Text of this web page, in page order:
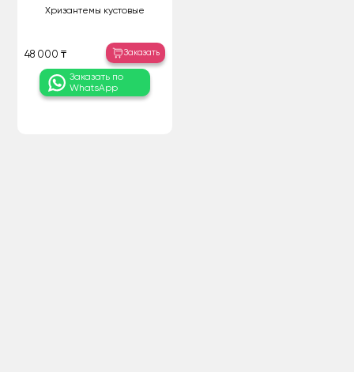
Хризантемы кустовые
48 000 ₸ Заказать
Заказать по
WhatsApp